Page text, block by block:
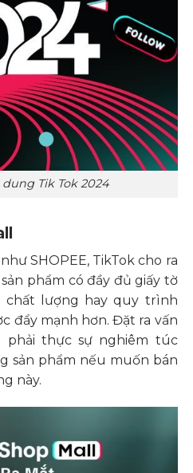
Tik Tok 2024
SHOPEE, TikTok cho ra
phẩm có đầy đủ giấy tờ
chất lượng hay quy trình
đẩy mạnh hơn. Đặt ra vấn
phải thực sự nghiêm túc
sản phẩm nếu muốn bán
này.